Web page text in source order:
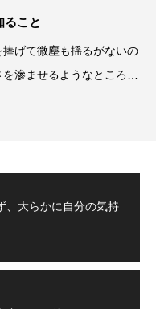
ること
げて微塵も揺るがないの
滲ませるようなところは
、大らかに自分の気持